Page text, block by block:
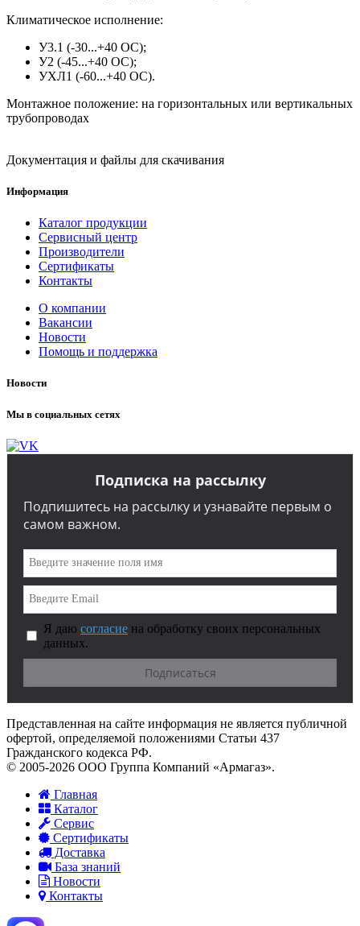
Климатическое исполнение:
У3.1 (-30...+40 ОС);
У2 (-45...+40 ОС);
УХЛ1 (-60...+40 ОС).
Монтажное положение: на горизонтальных или вертикальных
трубопроводах
Документация и файлы для скачивания
Информация
Каталог продукции
Сервисный центр
Производители
Сертификаты
Контакты
О компании
Вакансии
Новости
Помощь и поддержка
Новости
Мы в социальных сетях
Подписка на рассылку
Подпишитесь на рассылку и узнавайте первым о
самом важном.
Я даю согласие на обработку своих персональных
данных.
Представленная на сайте информация не является публичной
офертой, определяемой положениями Статьи 437
Гражданского кодекса РФ.
© 2005-2026 ООО Группа Компаний «Армагаз».
Главная
Каталог
Сервис
Сертификаты
Доставка
База знаний
Новости
Контакты